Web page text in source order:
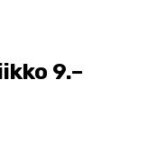
9.–